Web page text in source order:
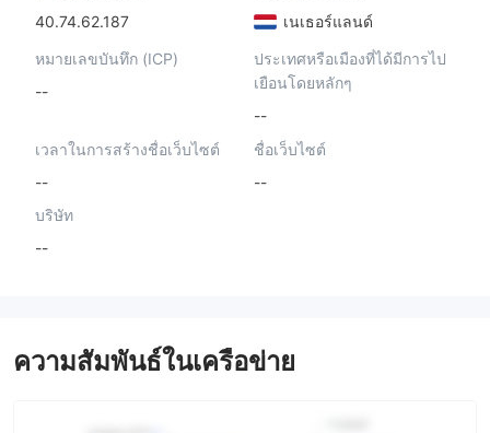
40.74.62.187
เนเธอร์แลนด์
หมายเลขบันทึก (ICP)
--
ประเทศหรือเมืองที่ได้มีการไป
เยือนโดยหลักๆ
--
เวลาในการสร้างชื่อเว็บไซต์
--
ชื่อเว็บไซต์
--
บริษัท
--
ความสัมพันธ์ในเครือข่าย